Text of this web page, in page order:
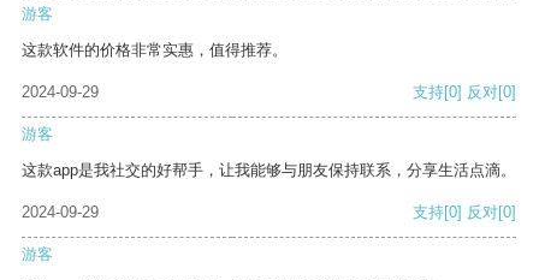
游客
这款软件的价格非常实惠，值得推荐。
2024-09-29 支持[0] 反对[0]
游客
这款app是我社交的好帮手，让我能够与朋友保持联系，分享生活点滴。
2024-09-29 支持[0] 反对[0]
游客